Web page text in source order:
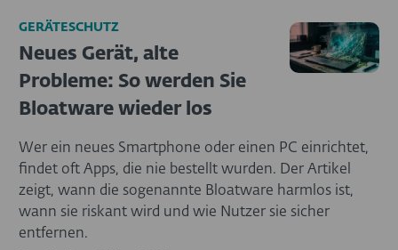
GERÄTESCHUTZ
Neues Gerät, alte
Probleme: So werden Sie
Bloatware wieder los
Wer ein neues Smartphone oder einen PC einrichtet,
findet oft Apps, die nie bestellt wurden. Der Artikel
zeigt, wann die sogenannte Bloatware harmlos ist,
wann sie riskant wird und wie Nutzer sie sicher
entfernen.